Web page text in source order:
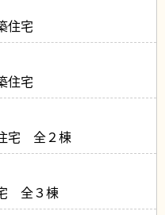
住宅
住宅
宅 全２棟
全３棟